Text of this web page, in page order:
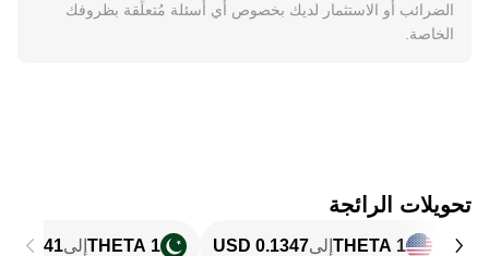
الضرائب أو الاستثمار لديك بخصوص أي أسئلة مُتعلِّقة بظروفك
الخاصة.
تحويلات الرائجة
1 THETA إلى 1 THETA إلى